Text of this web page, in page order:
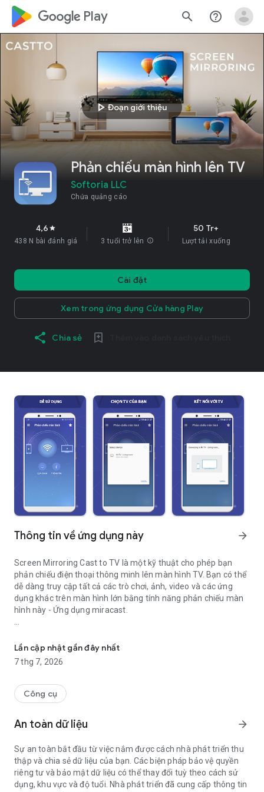
google_logo Play search help_outline
play_arrowĐoạn giới thiệu
Phản chiếu màn hình lên TV
Softoria LLC
Chứa quảng cáo
4,6 star
438 N bài đánh giá 3 tuổi trở lên info
50 Tr+
Lượt tải xuống
Cài đặt
Xem trong ứng dụng Cửa hàng Play
Chia sẻ
Thông tin về ứng dụng này arrow_forward
Screen Mirroring Cast to TV là một kỹ thuật cho phép bạn
phản chiếu điện thoại thông minh lên màn hình TV. Bạn có thể
dễ dàng truy cập tất cả các trò chơi, ảnh, video và các ứng
dụng khác trên màn hình lớn bằng tính năng phản chiếu màn
hình này - Ứng dụng miracast.
nhỏ bé, bạn sẽ có được trải nghiệm tuyệt vời trên màn hình lớn
bằng cách kết nối điện thoại với TV, Chromecast, Firestick,
Roku stick & Anycast thông qua ứng dụng miracast - Castto
Việc phản chiếu màn hình điện thoại di động lên TV có thể hữu
hoặc trình diễn. Với ứng dụng phản chiếu màn hình này, bạn có
Ứng dụng phản chiếu màn hình này cho phép bạn dễ dàng kết
nối điện thoại/máy tính bảng và TV. Ứng dụng cho phép bạn
kết nối an toàn để bảo vệ dữ liệu, tệp và ứng dụng của bạn.
Lần cập nhật gần đây nhất
7 thg 7, 2026
Công cụ
An toàn dữ liệu arrow_forward
Sự an toàn bắt đầu từ việc nắm được cách nhà phát triển thu
thập và chia sẻ dữ liệu của bạn. Các biện pháp bảo vệ quyền
riêng tư và bảo mật dữ liệu có thể thay đổi tuỳ theo cách sử
dụng, khu vực và độ tuổi. Nhà phát triển đã cung cấp thông tin